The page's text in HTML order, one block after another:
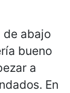
de abajo
bueno
a
En